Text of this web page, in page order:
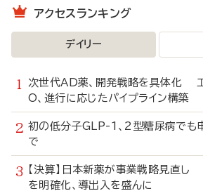
アクセスランキング
デイリー
次世代AD薬、開発戦略を具体化 エ
O、進行に応じたパイプライン構築
初の低分子GLP-1、2型糖尿病でも
で
【決算】日本新薬が事業戦略見直
を明確化、導出入を盛んに